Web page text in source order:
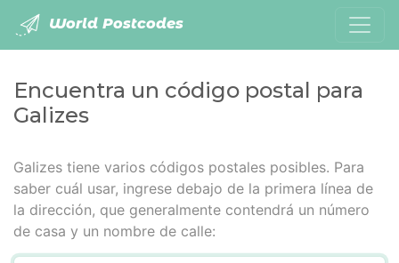
World Postcodes
Encuentra un código postal para
Galizes
Galizes tiene varios códigos postales posibles. Para
saber cuál usar, ingrese debajo de la primera línea de
la dirección, que generalmente contendrá un número
de casa y un nombre de calle: